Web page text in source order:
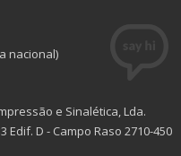
nacional)
e Sinalética, Lda.
Edif. D - Campo Raso 2710-450